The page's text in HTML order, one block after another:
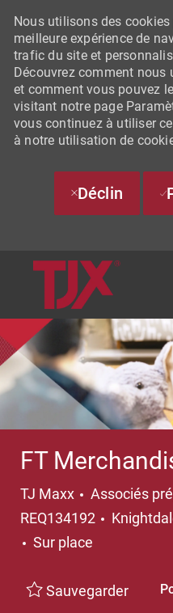
SKIP TO
Nous utilisons des
meilleure expérience de
trafic du site et
Découvrez comment nous
et comment vous pouvez
visitant notre page
vous continuez à utiliser
à notre utilisation de
Déclin
FT
TJ Maxx Catégorie
Associés
REQ134192
Sur place
Sauvegarder